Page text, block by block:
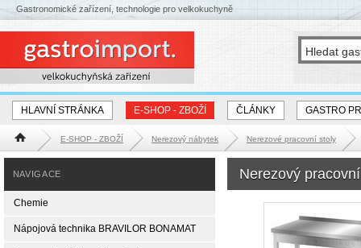
HLAVNÍ STRÁNKA E-SHOP - ZBOŽÍ ČLÁNKY GASTRO
Hlavní stránka E-SHOP - ZBOŽÍ Nerezový nábytek Nerezové pracovní stoly
Nerezový
NAVIGACE
Chemie
Nápojová technika BRAVILOR BONAMAT
Gastronomické zařízení, technologie pro velkokuchyně